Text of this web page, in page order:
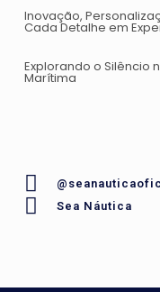
Sea Náutica
Inovação,
Cada Detalhe em
Explorando o Silêncio
Marítima